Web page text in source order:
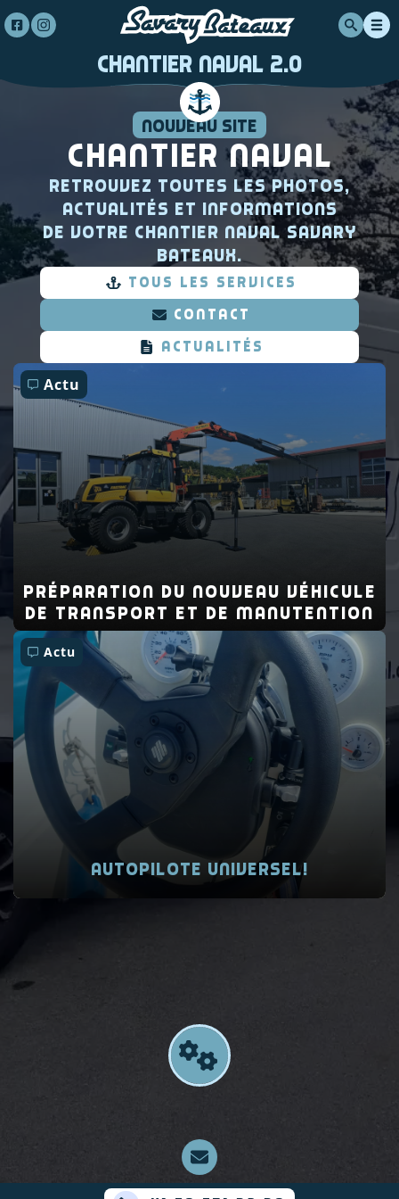
Chantier Naval 2.0
Nouveau site
Chantier Naval
Retrouvez toutes les photos,
actualités et informations
de votre chantier naval Savary
Bateaux.
TOUS LES SERVICES
contact
actualités
Actu
Préparation du nouveau véhicule
de transport et de manutention
Actu
Autopilote universel!